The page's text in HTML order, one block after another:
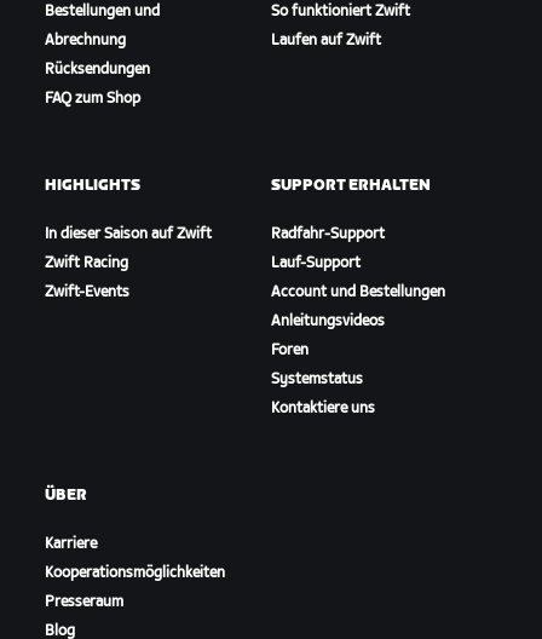
Bestellungen und
Abrechnung
Rücksendungen
FAQ zum Shop
So funktioniert Zwift
Laufen auf Zwift
HIGHLIGHTS
In dieser Saison auf Zwift
Zwift Racing
Zwift-Events
SUPPORT ERHALTEN
Radfahr-Support
Lauf-Support
Account und Bestellungen
Anleitungsvideos
Foren
Systemstatus
Kontaktiere uns
ÜBER
Karriere
Kooperationsmöglichkeiten
Presseraum
Blog